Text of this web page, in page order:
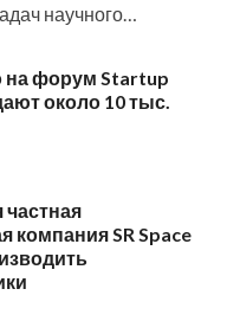
научного…
на форум Startup
около 10 тыс.
частная
компания SR Space